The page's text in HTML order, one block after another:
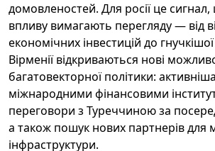
домовленостей. Для росії це
впливу вимагають перегляду — від
економічних інвестицій до
Вірменії відкриваються нові
багатовекторної політики:
міжнародними фінансовими
переговори з Туреччиною за
а також пошук нових партнерів для
інфраструктури.